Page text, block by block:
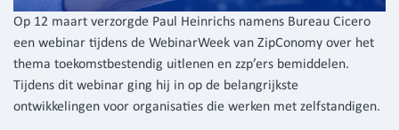
Op 12 maart verzorgde Paul Heinrichs namens Bureau Cicero
een webinar tijdens de WebinarWeek van ZipConomy over het
thema toekomstbestendig uitlenen en zzp’ers bemiddelen.
Tijdens dit webinar ging hij in op de belangrijkste
ontwikkelingen voor organisaties die werken met zelfstandigen.